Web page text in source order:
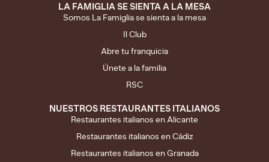
LA FAMIGLIA SE SIENTA A LA MESA
Somos La Famiglia se sienta a la mesa
Il Club
Abre tu franquicia
Únete a la familia
RSC
NUESTROS RESTAURANTES ITALIANOS
Restaurantes italianos en Alicante
Restaurantes italianos en Cádiz
Restaurantes italianos en Granada